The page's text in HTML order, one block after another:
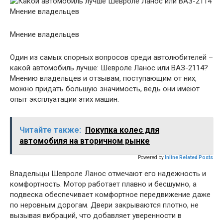
Мнение владельцев
Один из самых спорных вопросов среди автолюбителей –
какой автомобиль лучше: Шевроле Ланос или ВАЗ-2114?
Мнению владельцев и отзывам, поступающим от них,
можно придать большую значимость, ведь они имеют
опыт эксплуатации этих машин.
Читайте также: Покупка колес для
автомобиля на вторичном рынке
Powered by Inline Related Posts
Владельцы Шевроле Ланос отмечают его надежность и
комфортность. Мотор работает плавно и бесшумно, а
подвеска обеспечивает комфортное передвижение даже
по неровным дорогам. Двери закрываются плотно, не
вызывая вибраций, что добавляет уверенности в